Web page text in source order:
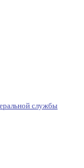
службы